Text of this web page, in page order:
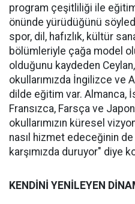
program çeşitliliği ile
önünde yürüdüğünü
spor, dil, hafızlık, kültür
bölümleriyle çağa model
olduğunu kaydeden
okullarımızda İngilizce ve
dilde eğitim var. Almanca,
Fransızca, Farsça ve
okullarımızın küresel
nasıl hizmet edeceğinin
karşımızda duruyor" diye
KENDİNİ YENİLEYEN